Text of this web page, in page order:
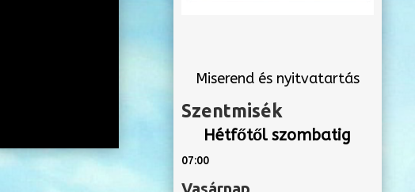
Miserend és nyitvatartás
Szentmisék
Hétfőtől szombatig
07:00